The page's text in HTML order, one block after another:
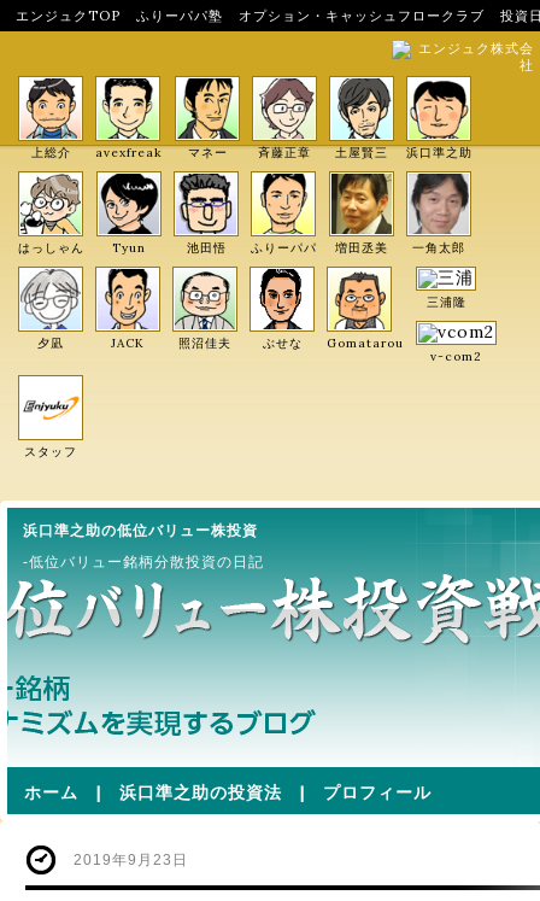
エンジュクTOP ふりーパパ塾 オプション・キャッシュフロークラブ
投資
エンジュク株式会
社
上総介 avexfreak マネー 斉藤正章 土屋賢三 浜口準之助
はっしゃん Tyun 池田悟 ふりーパパ 増田丞美 一角太郎
夕凪 JACK 照沼佳夫 ぶせな Gomatarou
三浦隆
v-com2
スタッフ
浜口準之助の低位バリュー株投資
-低位バリュー銘柄分散投資の日記
ホーム | 浜口準之助の投資法 | プロフィール
2019年9月23日